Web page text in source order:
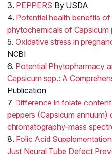
3. PEPPERS By USDA
4. Potential health benefits
phytochemicals of Capsicum
5. Oxidative stress in
NCBI
6. Potential Phytopharmacy
Capsicum spp.: A
Publication
7. Difference in folate
peppers (Capsicum annuum)
chromatography-mass
8. Folic Acid
Just Neural Tube Defect